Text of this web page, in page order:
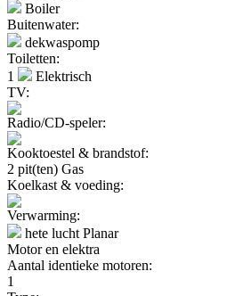
Boiler
Buitenwater:
dekwaspomp
Toiletten:
1
Elektrisch
TV:
Radio/CD-speler:
Kooktoestel & brandstof:
2 pit(ten) Gas
Koelkast & voeding:
Verwarming:
hete lucht Planar
Motor en elektra
Aantal identieke motoren:
1